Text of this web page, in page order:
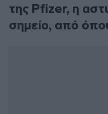
της Pfizer, η
σημείο, από